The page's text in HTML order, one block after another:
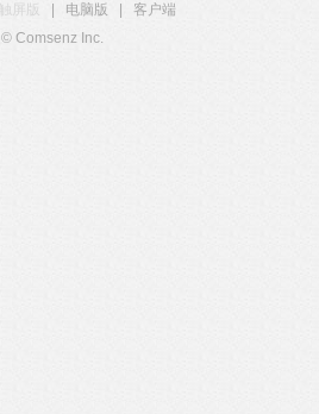
触屏版 电脑版
客户端
© Comsenz Inc.